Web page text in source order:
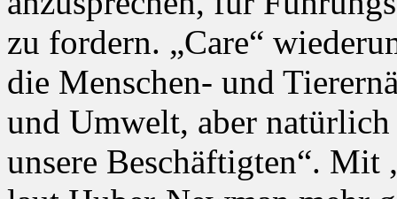
zu fordern. „Care“
die Menschen- und
und Umwelt, aber
unsere Beschäftigten“.